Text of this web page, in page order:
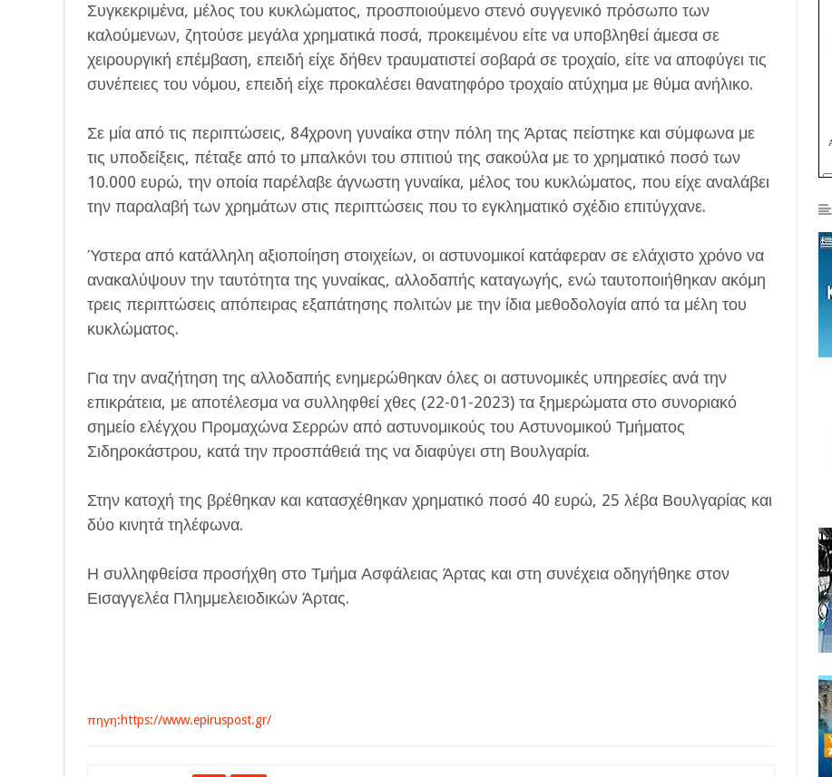
Συγκεκριμένα, μέλος του κυκλώματος, προσποιούμενο στενό συγγενικό πρόσωπο των
καλούμενων, ζητούσε μεγάλα χρηματικά ποσά, προκειμένου είτε να υποβληθεί άμεσα σε
χειρουργική επέμβαση, επειδή είχε δήθεν τραυματιστεί σοβαρά σε τροχαίο, είτε να αποφύγει τις
συνέπειες του νόμου, επειδή είχε προκαλέσει θανατηφόρο τροχαίο ατύχημα με θύμα ανήλικο.
Σε μία από τις περιπτώσεις, 84χρονη γυναίκα στην πόλη της Άρτας πείστηκε και σύμφωνα με
τις υποδείξεις, πέταξε από το μπαλκόνι του σπιτιού της σακούλα με το χρηματικό ποσό των
10.000 ευρώ, την οποία παρέλαβε άγνωστη γυναίκα, μέλος του κυκλώματος, που είχε αναλάβει
την παραλαβή των χρημάτων στις περιπτώσεις που το εγκληματικό σχέδιο επιτύγχανε.
Ύστερα από κατάλληλη αξιοποίηση στοιχείων, οι αστυνομικοί κατάφεραν σε ελάχιστο χρόνο να
ανακαλύψουν την ταυτότητα της γυναίκας, αλλοδαπής καταγωγής, ενώ ταυτοποιήθηκαν ακόμη
τρεις περιπτώσεις απόπειρας εξαπάτησης πολιτών με την ίδια μεθοδολογία από τα μέλη του
κυκλώματος.
Για την αναζήτηση της αλλοδαπής ενημερώθηκαν όλες οι αστυνομικές υπηρεσίες ανά την
επικράτεια, με αποτέλεσμα να συλληφθεί χθες (22-01-2023) τα ξημερώματα στο συνοριακό
σημείο ελέγχου Προμαχώνα Σερρών από αστυνομικούς του Αστυνομικού Τμήματος
Σιδηροκάστρου, κατά την προσπάθειά της να διαφύγει στη Βουλγαρία.
Στην κατοχή της βρέθηκαν και κατασχέθηκαν χρηματικό ποσό 40 ευρώ, 25 λέβα Βουλγαρίας και
δύο κινητά τηλέφωνα.
Η συλληφθείσα προσήχθη στο Τμήμα Ασφάλειας Άρτας και στη συνέχεια οδηγήθηκε στον
Εισαγγελέα Πλημμελειοδικών Άρτας.
πηγη:https://www.epiruspost.gr/